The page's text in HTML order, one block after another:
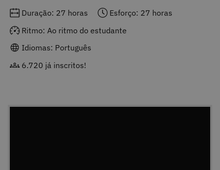
Duração: 27 horas
Esforço: 27 horas
Ritmo: Ao ritmo do estudante
Idiomas: Português
6.720 já inscritos!